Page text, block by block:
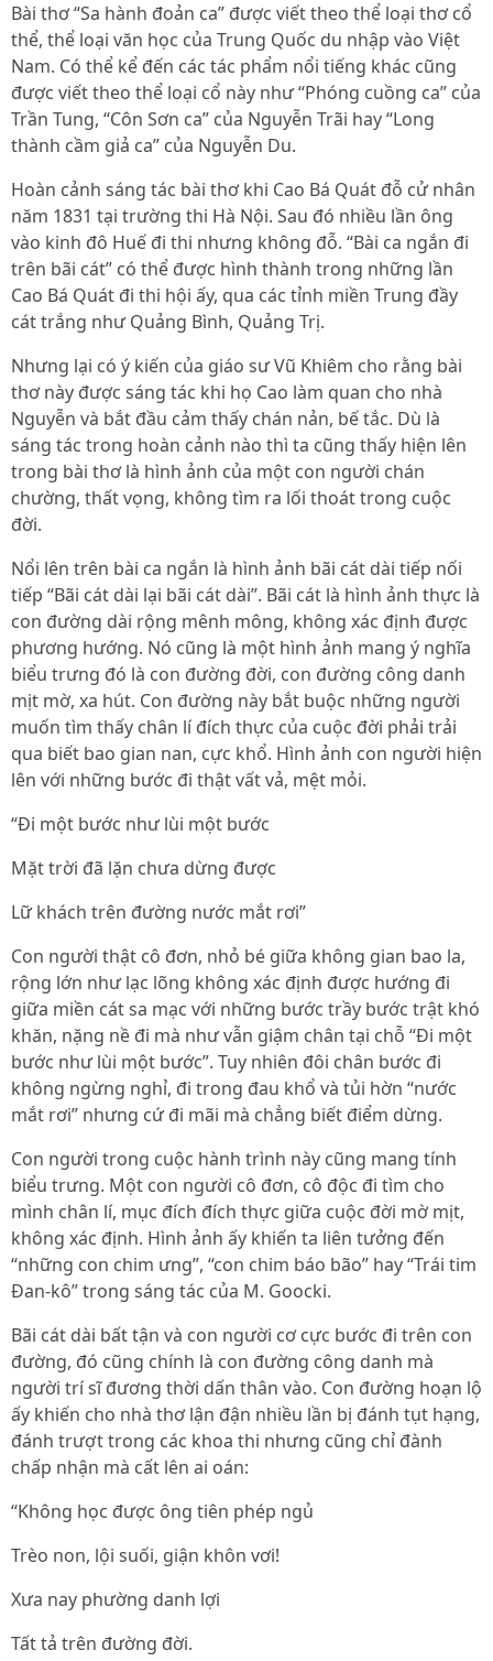
Bài thơ “Sa hành đoản ca” được viết theo thể loại thơ cổ
thể, thể loại văn học của Trung Quốc du nhập vào Việt
Nam. Có thể kể đến các tác phẩm nổi tiếng khác cũng
được viết theo thể loại cổ này như “Phóng cuồng ca” của
Trần Tung, “Côn Sơn ca” của Nguyễn Trãi hay “Long
thành cầm giả ca” của Nguyễn Du.
Hoàn cảnh sáng tác bài thơ khi Cao Bá Quát đỗ cử nhân
năm 1831 tại trường thi Hà Nội. Sau đó nhiều lần ông
vào kinh đô Huế đi thi nhưng không đỗ. “Bài ca ngắn đi
trên bãi cát” có thể được hình thành trong những lần
Cao Bá Quát đi thi hội ấy, qua các tỉnh miền Trung đầy
cát trắng như Quảng Bình, Quảng Trị.
Nhưng lại có ý kiến của giáo sư Vũ Khiêm cho rằng bài
thơ này được sáng tác khi họ Cao làm quan cho nhà
Nguyễn và bắt đầu cảm thấy chán nản, bế tắc. Dù là
sáng tác trong hoàn cảnh nào thì ta cũng thấy hiện lên
trong bài thơ là hình ảnh của một con người chán
chường, thất vọng, không tìm ra lối thoát trong cuộc
đời.
Nổi lên trên bài ca ngắn là hình ảnh bãi cát dài tiếp nối
tiếp “Bãi cát dài lại bãi cát dài”. Bãi cát là hình ảnh thực là
con đường dài rộng mênh mông, không xác định được
phương hướng. Nó cũng là một hình ảnh mang ý nghĩa
biểu trưng đó là con đường đời, con đường công danh
mịt mờ, xa hút. Con đường này bắt buộc những người
muốn tìm thấy chân lí đích thực của cuộc đời phải trải
qua biết bao gian nan, cực khổ. Hình ảnh con người hiện
lên với những bước đi thật vất vả, mệt mỏi.
“Đi một bước như lùi một bước
Mặt trời đã lặn chưa dừng được
Lữ khách trên đường nước mắt rơi”
Con người thật cô đơn, nhỏ bé giữa không gian bao la,
rộng lớn như lạc lõng không xác định được hướng đi
giữa miền cát sa mạc với những bước trầy bước trật khó
khăn, nặng nề đi mà như vẫn giậm chân tại chỗ “Đi một
bước như lùi một bước”. Tuy nhiên đôi chân bước đi
không ngừng nghỉ, đi trong đau khổ và tủi hờn “nước
mắt rơi” nhưng cứ đi mãi mà chẳng biết điểm dừng.
Con người trong cuộc hành trình này cũng mang tính
biểu trưng. Một con người cô đơn, cô độc đi tìm cho
mình chân lí, mục đích đích thực giữa cuộc đời mờ mịt,
không xác định. Hình ảnh ấy khiến ta liên tưởng đến
“những con chim ưng”, “con chim báo bão” hay “Trái tim
Đan-kô” trong sáng tác của M. Goocki.
Bãi cát dài bất tận và con người cơ cực bước đi trên con
đường, đó cũng chính là con đường công danh mà
người trí sĩ đương thời dấn thân vào. Con đường hoạn lộ
ấy khiến cho nhà thơ lận đận nhiều lần bị đánh tụt hạng,
đánh trượt trong các khoa thi nhưng cũng chỉ đành
chấp nhận mà cất lên ai oán:
“Không học được ông tiên phép ngủ
Trèo non, lội suối, giận khôn vơi!
Xưa nay phường danh lợi
Tất tả trên đường đời.